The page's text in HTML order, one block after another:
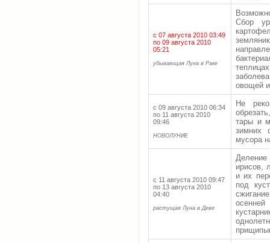
с 07 августа 2010 03:49
по 09 августа 2010
05:21
убывающая Луна в Раке
Сбор
овощей и
с 09 августа 2010 06:34
по 11 августа 2010
09:46
НОВОЛУНИЕ
Не
тары и
зимних
мусора
с 11 августа 2010 09:47
по 13 августа 2010
04:40
растущая Луна в Деве
ирисов,
и их
под